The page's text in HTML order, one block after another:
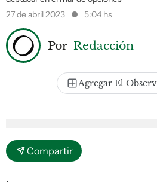
27 de abril 2023
5:04 hs
Por Redacción
Agregar El
Compartir
.